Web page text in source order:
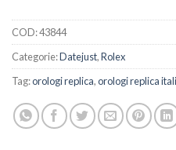
COD:43844
Categorie:Datejust,Rolex
Tag:orologi replica,orologi replica